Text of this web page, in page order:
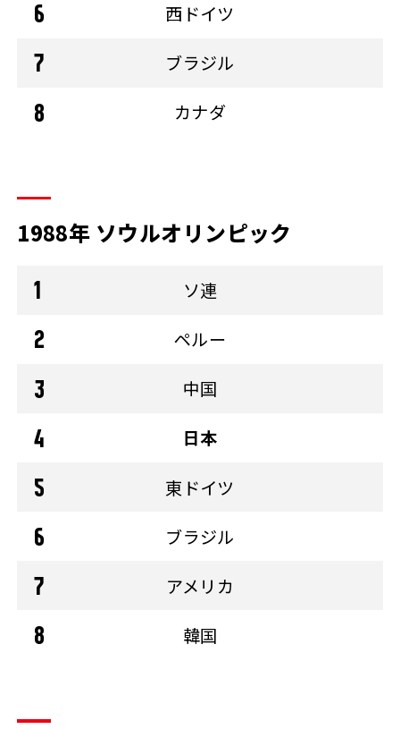
西ドイツ
ブラジル
カナダ
1988年 ソウルオリンピック
ソ連
ペルー
中国
日本
東ドイツ
ブラジル
アメリカ
韓国